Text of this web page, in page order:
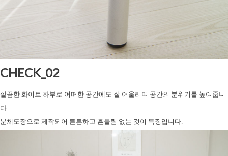
CHECK_02
깔끔한 화이트 하부로 어떠한 공간에도 잘 어울리며 공간의 분위기를 높여줍니
다.
분체도장으로 제작되어 튼튼하고 흔들림 없는 것이 특징입니다.